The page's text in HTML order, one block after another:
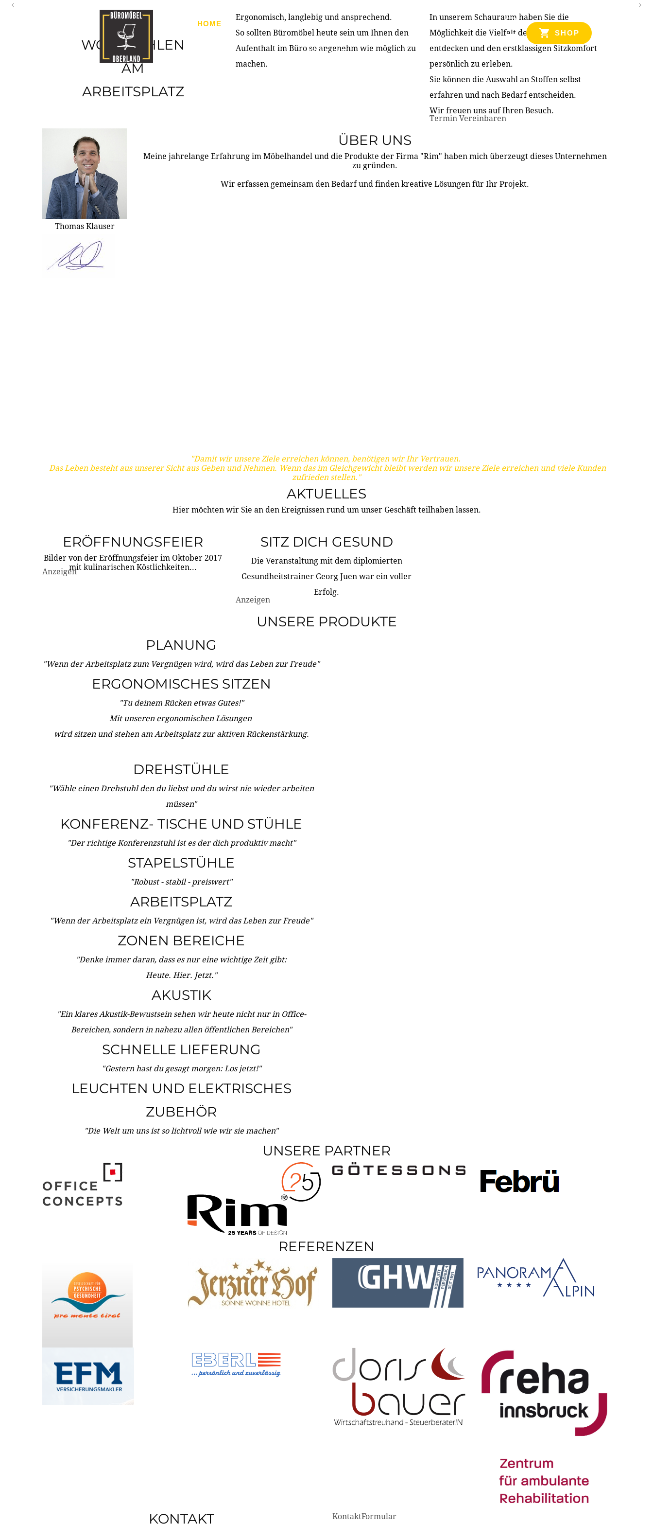
HOME PRODUKTE ÜBER UNS PARTNER & REFERENZEN
KONTAKT
SHOP
WOHLFÜHLEN
AM
ARBEITSPLATZ
Ergonomisch, langlebig und ansprechend.
So sollten Büromöbel heute sein um Ihnen den
Aufenthalt im Büro so angenehm wie möglich zu
machen.
In unserem Schauraum haben Sie die
Möglichkeit die Vielfalt der Produkte zu
entdecken und den erstklassigen Sitzkomfort
persönlich zu erleben.
Sie können die Auswahl an Stoffen selbst
erfahren und nach Bedarf entscheiden.
Wir freuen uns auf Ihren Besuch.
Termin Vereinbaren
Thomas Klauser
ÜBER UNS
Meine jahrelange Erfahrung im Möbelhandel und die Produkte der Firma "Rim" haben mich überzeugt dieses Unternehmen
zu gründen.
Wir erfassen gemeinsam den Bedarf und finden kreative Lösungen für Ihr Projekt.
"Damit wir unsere Ziele erreichen können, benötigen wir Ihr Vertrauen.
Das Leben besteht aus unserer Sicht aus Geben und Nehmen. Wenn das im Gleichgewicht bleibt werden wir unsere Ziele erreichen und viele Kunden
zufrieden stellen."
AKTUELLES
Hier möchten wir Sie an den Ereignissen rund um unser Geschäft teilhaben lassen.
ERÖFFNUNGSFEIER
Bilder von der Eröffnungsfeier im Oktober 2017
mit kulinarischen Köstlichkeiten...
Anzeigen
SITZ DICH GESUND
Die Veranstaltung mit dem diplomierten
Gesundheitstrainer Georg Juen war ein voller
Erfolg.
Anzeigen
UNSERE PRODUKTE
PLANUNG
"Wenn der Arbeitsplatz zum Vergnügen wird, wird das Leben zur Freude"
ERGONOMISCHES SITZEN
"Tu deinem Rücken etwas Gutes!"
Mit unseren ergonomischen Lösungen
wird sitzen und stehen am Arbeitsplatz zur aktiven Rückenstärkung.
DREHSTÜHLE
"Wähle einen Drehstuhl den du liebst und du wirst nie wieder arbeiten
müssen"
KONFERENZ- TISCHE UND STÜHLE
"Der richtige Konferenzstuhl ist es der dich produktiv macht"
STAPELSTÜHLE
"Robust - stabil - preiswert"
ARBEITSPLATZ
"Wenn der Arbeitsplatz ein Vergnügen ist, wird das Leben zur Freude"
ZONEN BEREICHE
"Denke immer daran, dass es nur eine wichtige Zeit gibt:
Heute. Hier. Jetzt."
AKUSTIK
"Ein klares Akustik-Bewustsein sehen wir heute nicht nur in Office-
Bereichen, sondern in nahezu allen öffentlichen Bereichen"
SCHNELLE LIEFERUNG
"Gestern hast du gesagt morgen: Los jetzt!"
LEUCHTEN UND ELEKTRISCHES
ZUBEHÖR
"Die Welt um uns ist so lichtvoll wie wir sie machen"
UNSERE PARTNER
REFERENZEN
KONTAKT KontaktFormular